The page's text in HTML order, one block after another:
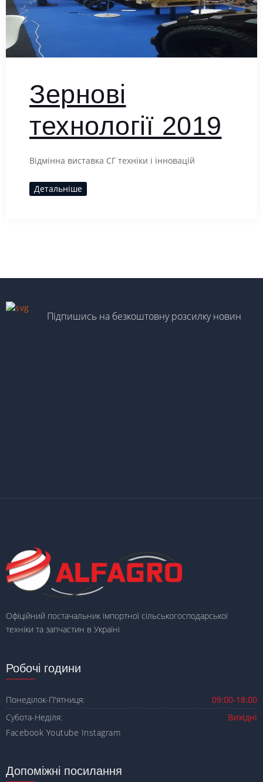
Зернові
технології 2019
Відмінна виставка СГ техніки і інновацій
Детальніше
Підпишись на безкоштовну розсилку новин
Офіційний постачальник імпортної сільськогосподарської
техніки та запчастин в Україні
Робочі години
Понеділок-П'ятниця:
09:00-18:00
Субота-Неділя:
Вихідні
Facebook Youtube Instagram
Допоміжні посилання